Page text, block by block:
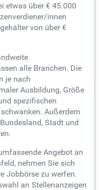
etwas über € 45.000
innen
von über €
alle Branchen. Die
je nach
Ausbildung, Größe
spezifischen
Außerdem
Stadt und
Angebot an
nehmen Sie sich
Jobbörse zu werfen.
an Stellenanzeigen